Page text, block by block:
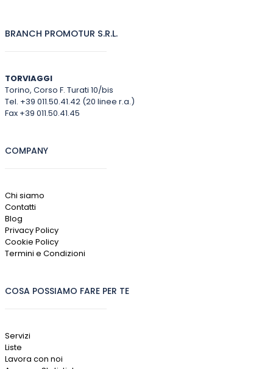
BRANCH PROMOTUR S.R.L.
TORVIAGGI
Torino, Corso F. Turati 10/bis
Tel. +39 011.50.41.42 (20 linee r.a.)
Fax +39 011.50.41.45
COMPANY
Chi siamo
Contatti
Blog
Privacy Policy
Cookie Policy
Termini e Condizioni
COSA POSSIAMO FARE PER TE
Servizi
Liste
Lavora con noi